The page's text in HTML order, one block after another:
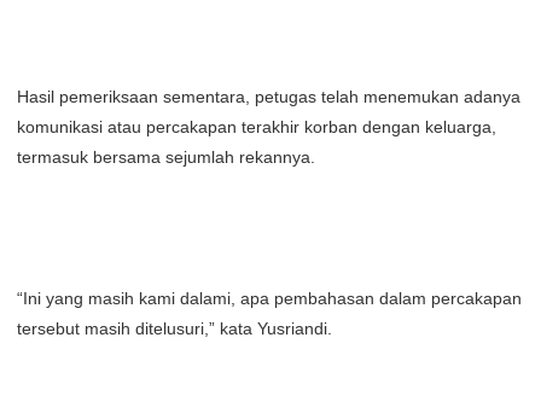
Hasil pemeriksaan sementara, petugas telah menemukan adanya
komunikasi atau percakapan terakhir korban dengan keluarga,
termasuk bersama sejumlah rekannya.
“Ini yang masih kami dalami, apa pembahasan dalam percakapan
tersebut masih ditelusuri,” kata Yusriandi.